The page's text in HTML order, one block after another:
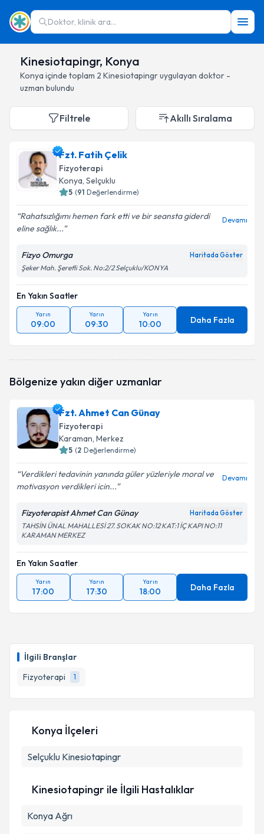
Doktor, klinik ara...
Kinesiotapingr, Konya
Konya içinde toplam 2 Kinesiotapingruygulayan doktor -
uzman bulundu
İlgili Branşlar
Fizyoterapi
1
Filtrele Akıllı Sıralama
Fzt. Fatih Çelik
Fizyoterapi
Konya, Selçuklu
5 (91 Değerlendirme)
Rahatsızlığımı hemen fark etti ve bir seansta giderdi
eline sağlık...
Devamı
Fizyo Omurga Haritada Göster
Şeker Mah. Şerefli Sok. No:2/2 Selçuklu/KONYA
En Yakın Saatler
Yarın
09:00
Yarın
09:30
Yarın
10:00 Daha Fazla
Bölgenize yakın diğer uzmanlar
Fzt. Ahmet Can Günay
Fizyoterapi
Karaman, Merkez
5 (2 Değerlendirme)
Verdikleri tedavinin yanında güler yüzleriyle moral ve
motivasyon verdikleri icin...
Devamı
Fizyoterapist Ahmet Can Günay Haritada Göster
TAHSİN ÜNAL MAHALLESİ 27. SOKAK NO:12 KAT:1 İÇ KAPI NO:11
KARAMAN MERKEZ
En Yakın Saatler
Yarın
17:00
Yarın
17:30
Yarın
18:00 Daha Fazla
Konya İlçeleri
Selçuklu Kinesiotapingr
Kinesiotapingr ile İlgili Hastalıklar
Konya Ağrı